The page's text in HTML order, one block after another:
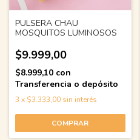
PULSERA CHAU
MOSQUITOS LUMINOSOS
$9.999,00
$8.999,10 con
Transferencia o depósito
3 x $3.333,00 sin interés